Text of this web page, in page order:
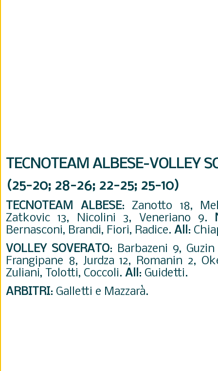
TECNOTEAM ALBESE-VOLLEY
(25-20; 28-26; 22-25; 25-10)
TECNOTEAM ALBESE: Zanotto 18,
Zatkovic 13, Nicolini 3, Veneriano 9.
Bernasconi, Brandi, Fiori, Radice. All:
VOLLEY SOVERATO: Barbazeni 9,
Frangipane 8, Jurdza 12, Romanin 2,
Zuliani, Tolotti, Coccoli. All: Guidetti.
ARBITRI: Galletti e Mazzarà.